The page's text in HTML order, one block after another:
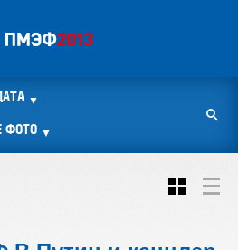
▼
ФОТО ▼